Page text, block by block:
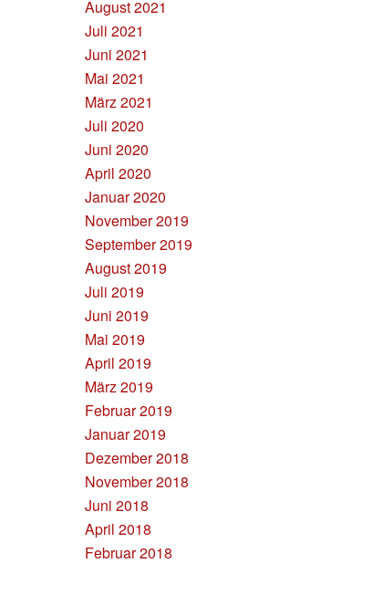
August 2021
Juli 2021
Juni 2021
Mai 2021
März 2021
Juli 2020
Juni 2020
April 2020
Januar 2020
November 2019
September 2019
August 2019
Juli 2019
Juni 2019
Mai 2019
April 2019
März 2019
Februar 2019
Januar 2019
Dezember 2018
November 2018
Juni 2018
April 2018
Februar 2018